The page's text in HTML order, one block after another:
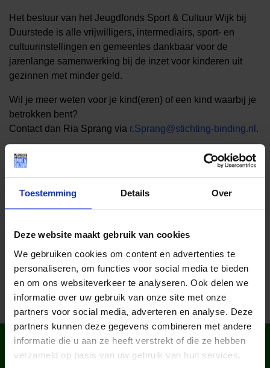
Toestemming Details Over
Deze website maakt gebruik van cookies
We gebruiken cookies om content en advertenties te
personaliseren, om functies voor social media te bieden
en om ons websiteverkeer te analyseren. Ook delen we
informatie over uw gebruik van onze site met onze
partners voor social media, adverteren en analyse. Deze
partners kunnen deze gegevens combineren met andere
informatie die u aan ze heeft verstrekt of die ze hebben
verzameld op basis van uw gebruik van hun services.
Het bestuur van het Jeugdfonds Sport & Cultuur Wijk bij
Duurstede is alle vrijwilligers, intermediairs, sport- en
cultuurinstellingen en gemeentes dankbaar voor de
jarenlange samenwerking bij de inzet voor kinderen uit
gezinnen met minder geld.
Wil je meer weten voor je kind(eren) of een kind waarbij je
betrokken bent?
Contact dan Ria Sprang via r.Sprang@stichting-binding.nl .
Deel dit bericht op social media!
WIST JE DAT IN
NEDERLAND?